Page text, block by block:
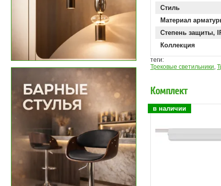
Стиль
Материал
Степень защиты,
Коллекция
теги:
Трековые светильники,
Комплект
в наличии